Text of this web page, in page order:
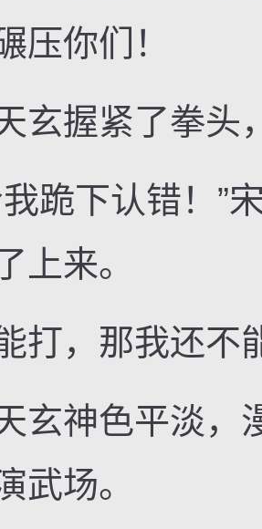
压你们！
握紧了拳头
下认错！”宋
上来。
，那我还不
神色平淡，
武场。